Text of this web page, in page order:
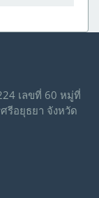
เลขที่ 60 หมู่ที่
รีอยุธยา จังหวัด